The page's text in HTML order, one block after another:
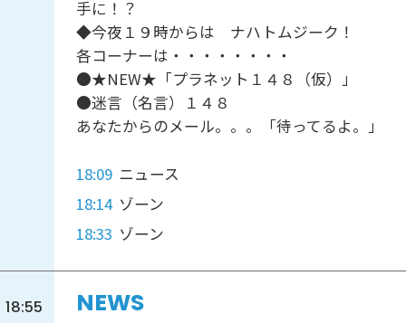
手に！？
◆今夜１９時からは ナハトムジーク！
各コーナーは・・・・・・・・
●★NEW★「プラネット１４８（仮）」
●迷言（名言）１４８
あなたからのメール。。。「待ってるよ。」
18:09 ニュース
18:14 ゾーン
18:33 ゾーン
18:55
NEWS